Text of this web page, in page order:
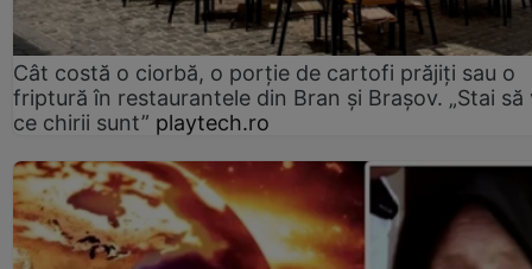
Cât costă o ciorbă, o porţie de cartofi prăjiţi sau o
friptură în restaurantele din Bran şi Braşov. „Stai să
ce chirii sunt” playtech.ro